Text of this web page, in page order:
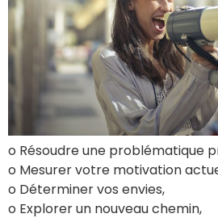
o Résoudre une problématique
o Mesurer votre motivation
o Déterminer vos envies,
o Explorer un nouveau chemin,